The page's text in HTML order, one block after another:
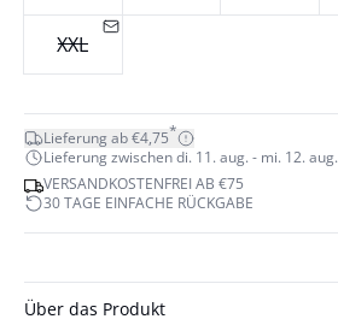
XXL
Lieferung ab €4,75*
Lieferung zwischen di. 11. aug. - mi. 12. aug.
VERSANDKOSTENFREI AB €75
30 TAGE EINFACHE RÜCKGABE
Über das Produkt